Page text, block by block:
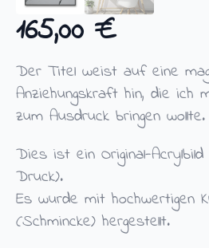
165,00 €
Der Titel weist auf eine
Anziehungskraft hin, die ich
zum Ausdruck bringen wollte.
Dies ist ein Original-
Druck).
Es wurde mit hochwertigen
(Schmincke) hergestellt.